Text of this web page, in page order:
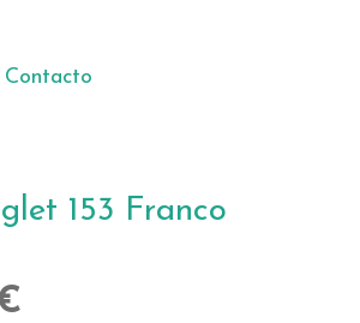
Contacto
153 Franco